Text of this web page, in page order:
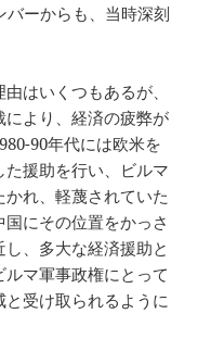
ーからも、当時深刻
はいくつもあるが、
より、経済の疲弊が
90年代には欧米を
援助を行い、ビルマ
れ、軽蔑されていた
にその位置をかっさ
、多大な経済援助と
マ軍事政権にとって
受け取られるように